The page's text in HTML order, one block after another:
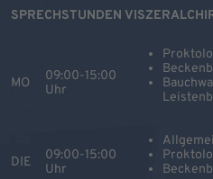
SPRECHSTUNDEN
MO
09:00-15:00
Uhr
DIE
09:00-15:00
Uhr